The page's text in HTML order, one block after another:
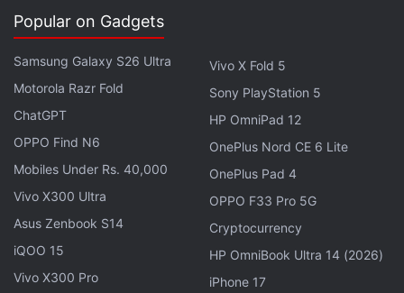
हमें गूगल समाचार पर फॉलो करें।
ये भी पढ़े: Smartphone, Processor
iQOO Z11 Lite 5G ,Video
5G Specifications, China,Sony,Prices
Popular on Gadgets
Samsung Galaxy S26 Ultra
Motorola Razr Fold
ChatGPT
OPPO Find N6
Mobiles Under Rs. 40,000
Vivo X300 Ultra
Asus Zenbook S14
iQOO 15
Vivo X300 Pro
Vivo X Fold 5
Sony PlayStation 5
HP OmniPad 12
OnePlus Nord CE 6 Lite
OnePlus Pad 4
OPPO F33 Pro 5G
Cryptocurrency
HP OmniBook Ultra 14 (2026)
iPhone 17